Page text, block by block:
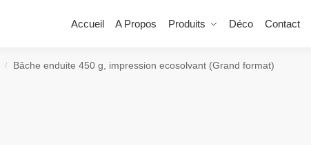
Accueil A Propos Produits Déco Contact
/ Bâche enduite 450 g, impression ecosolvant (Grand format)